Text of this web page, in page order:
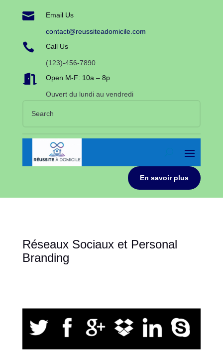
 Email Us
contact@reussiteadomicile.com
 Call Us
(123)-456-7890
 Open M-F: 10a – 8p
Ouvert du lundi au vendredi
En savoir plus
Réseaux Sociaux et Personal
Branding